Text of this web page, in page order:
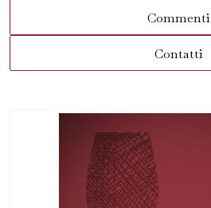
Commenti
Contatti